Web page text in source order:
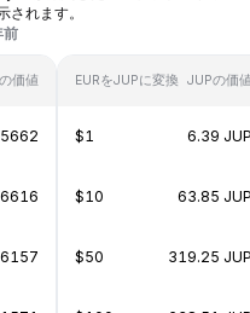
されます。
前
価値 EURをJUPに変換 JUPの価値
$1 6.39 JUP
$10 63.85 JUP
$50 319.25 JUP